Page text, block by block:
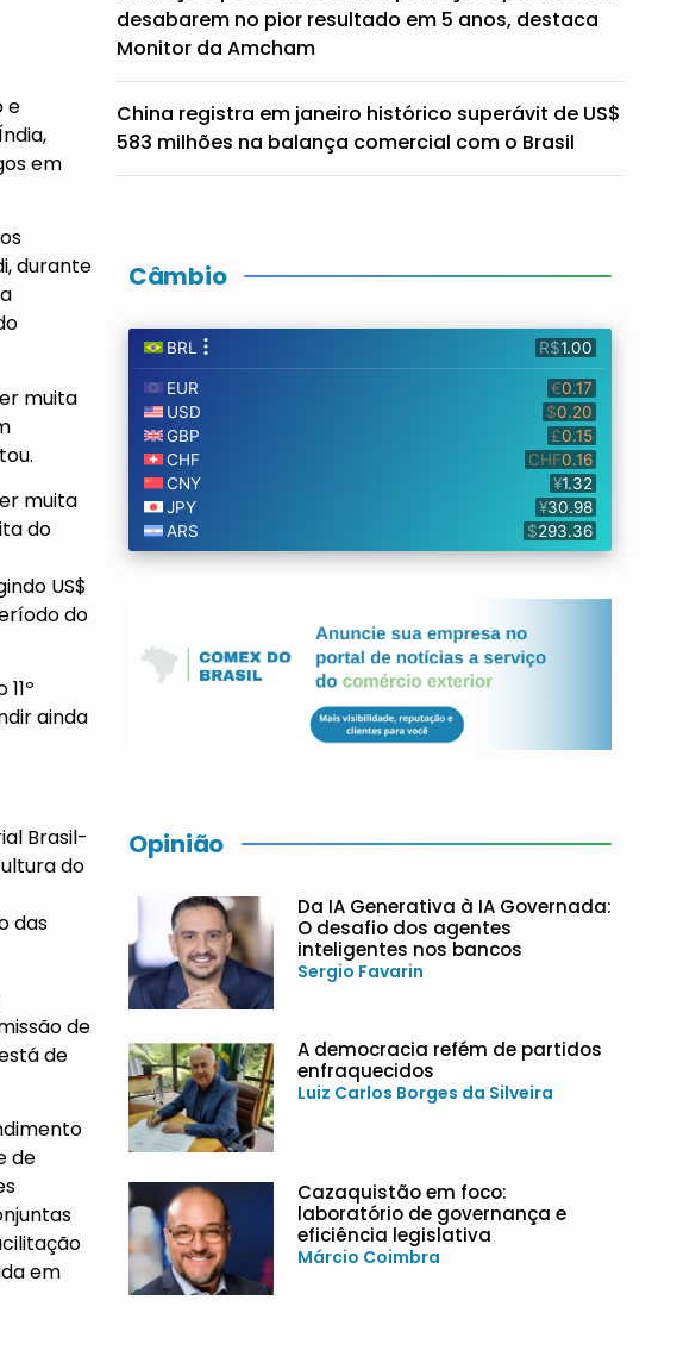
e
em
durante
muita
muita
do
US$
do
ainda
Brasil-
do
das
de
de
de
em
desabarem no pior resultado em 5 anos, destaca
Monitor da Amcham
China registra em janeiro histórico superávit de US$
583 milhões na balança comercial com o Brasil
Câmbio
Opinião
Da IA Generativa à IA Governada:
O desafio dos agentes
inteligentes nos bancos
Sergio Favarin
A democracia refém de partidos
enfraquecidos
Luiz Carlos Borges da Silveira
Cazaquistão em foco:
laboratório de governança e
eficiência legislativa
Márcio Coimbra